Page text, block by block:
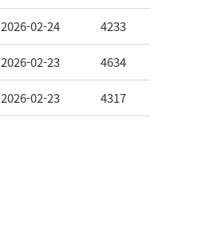
2026-02-24 4233
2026-02-23 4634
2026-02-23 4317